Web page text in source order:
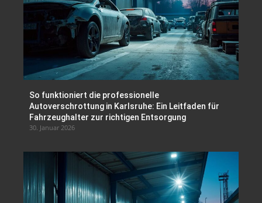
So funktioniert die professionelle
Autoverschrottung in Karlsruhe: Ein Leitfaden für
Fahrzeughalter zur richtigen Entsorgung
30. Januar 2026